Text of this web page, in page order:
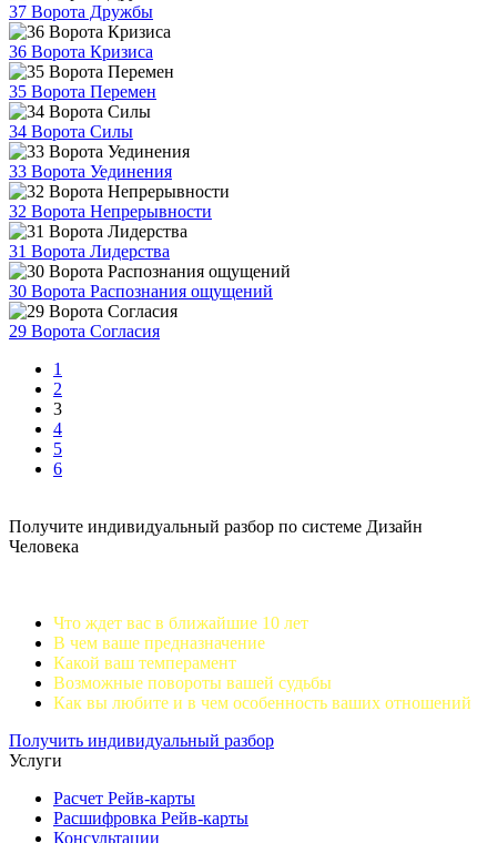
37 Ворота Дружбы
36 Ворота Кризиса
35 Ворота Перемен
34 Ворота Силы
33 Ворота Уединения
32 Ворота Непрерывности
31 Ворота Лидерства
30 Ворота Распознания ощущений
29 Ворота Согласия
1
2
3
4
5
6
Получите индивидуальный разбор по системе Дизайн
Человека
Что ждет вас в ближайшие 10 лет
В чем ваше предназначение
Какой ваш темперамент
Возможные повороты вашей судьбы
Как вы любите и в чем особенность ваших отношений
Получить индивидуальный разбор
Услуги
Расчет Рейв-карты
Расшифровка Рейв-карты
Консультации